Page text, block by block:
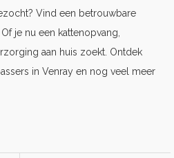
Vind een betrouwbare
je nu een kattenopvang,
aan huis zoekt. Ontdek
in Venray en nog veel meer